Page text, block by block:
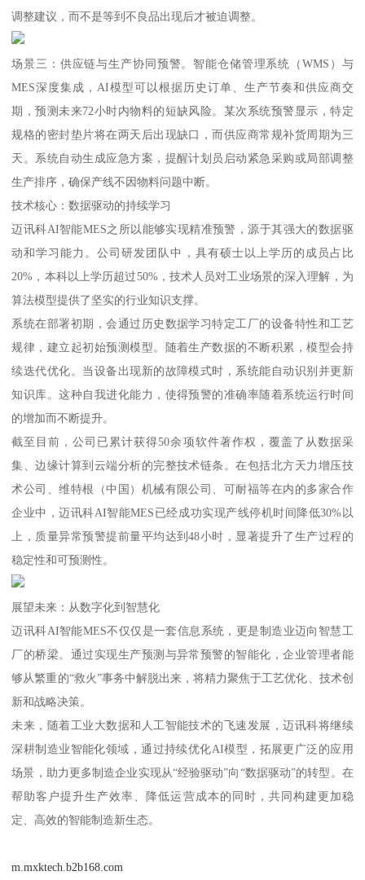
调整建议，而不是等到不良品出现后才被迫调整。
场景三：供应链与生产协同预警。智能仓储管理系统（WMS）与
MES深度集成，AI模型可以根据历史订单、生产节奏和供应商交
期，预测未来72小时内物料的短缺风险。某次系统预警显示，特定
规格的密封垫片将在两天后出现缺口，而供应商常规补货周期为三
天。系统自动生成应急方案，提醒计划员启动紧急采购或局部调整
生产排序，确保产线不因物料问题中断。
技术核心：数据驱动的持续学习
迈讯科AI智能MES之所以能够实现精准预警，源于其强大的数据驱
动和学习能力。公司研发团队中，具有硕士以上学历的成员占比
20%，本科以上学历超过50%，技术人员对工业场景的深入理解，为
算法模型提供了坚实的行业知识支撑。
系统在部署初期，会通过历史数据学习特定工厂的设备特性和工艺
规律，建立起初始预测模型。随着生产数据的不断积累，模型会持
续迭代优化。当设备出现新的故障模式时，系统能自动识别并更新
知识库。这种自我进化能力，使得预警的准确率随着系统运行时间
的增加而不断提升。
截至目前，公司已累计获得50余项软件著作权，覆盖了从数据采
集、边缘计算到云端分析的完整技术链条。在包括北方天力增压技
术公司、维特根（中国）机械有限公司、可耐福等在内的多家合作
企业中，迈讯科AI智能MES已经成功实现产线停机时间降低30%以
上，质量异常预警提前量平均达到48小时，显著提升了生产过程的
稳定性和可预测性。
展望未来：从数字化到智慧化
迈讯科AI智能MES不仅仅是一套信息系统，更是制造业迈向智慧工
厂的桥梁。通过实现生产预测与异常预警的智能化，企业管理者能
够从繁重的“救火”事务中解脱出来，将精力聚焦于工艺优化、技术创
新和战略决策。
未来，随着工业大数据和人工智能技术的飞速发展，迈讯科将继续
深耕制造业智能化领域，通过持续优化AI模型，拓展更广泛的应用
场景，助力更多制造企业实现从“经验驱动”向“数据驱动”的转型。在
帮助客户提升生产效率、降低运营成本的同时，共同构建更加稳
定、高效的智能制造新生态。
m.mxktech.b2b168.com